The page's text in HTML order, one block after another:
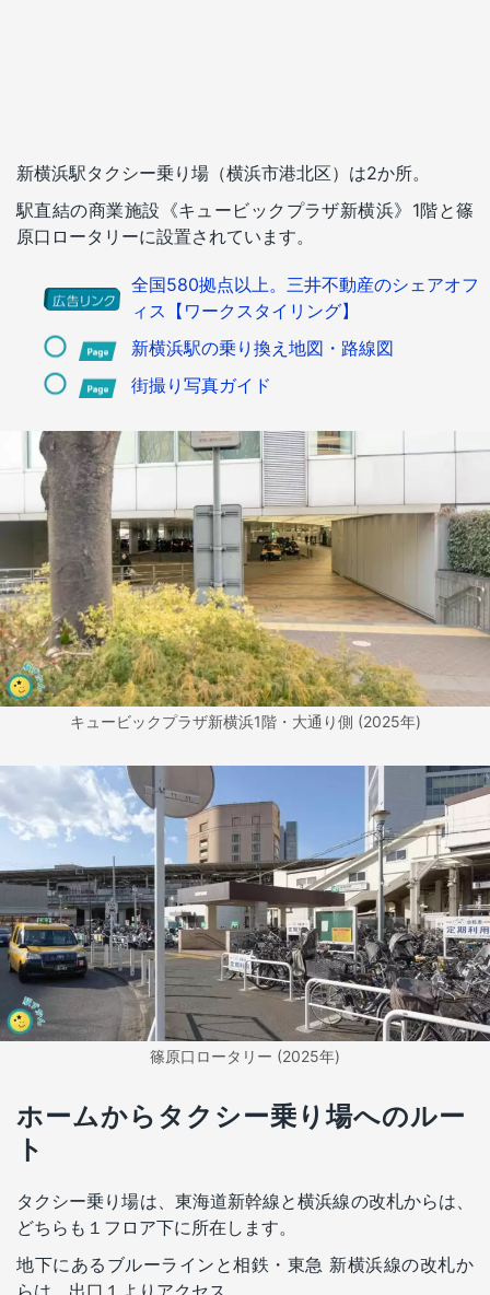
新横浜駅タクシー乗り場（横浜市港北区）は2か所。
駅直結の商業施設《キュービックプラザ新横浜》1階と篠
原口ロータリーに設置されています。
全国580拠点以上。三井不動産のシェアオフ
ィス【ワークスタイリング】
新横浜駅の乗り換え地図・路線図
街撮り写真ガイド
キュービックプラザ新横浜1階・大通り側 (2025年)
篠原口ロータリー (2025年)
ホームからタクシー乗り場へのルー
ト
タクシー乗り場は、東海道新幹線と横浜線の改札からは、
どちらも１フロア下に所在します。
地下にあるブルーラインと相鉄・東急 新横浜線の改札か
らは、出口１よりアクセス。